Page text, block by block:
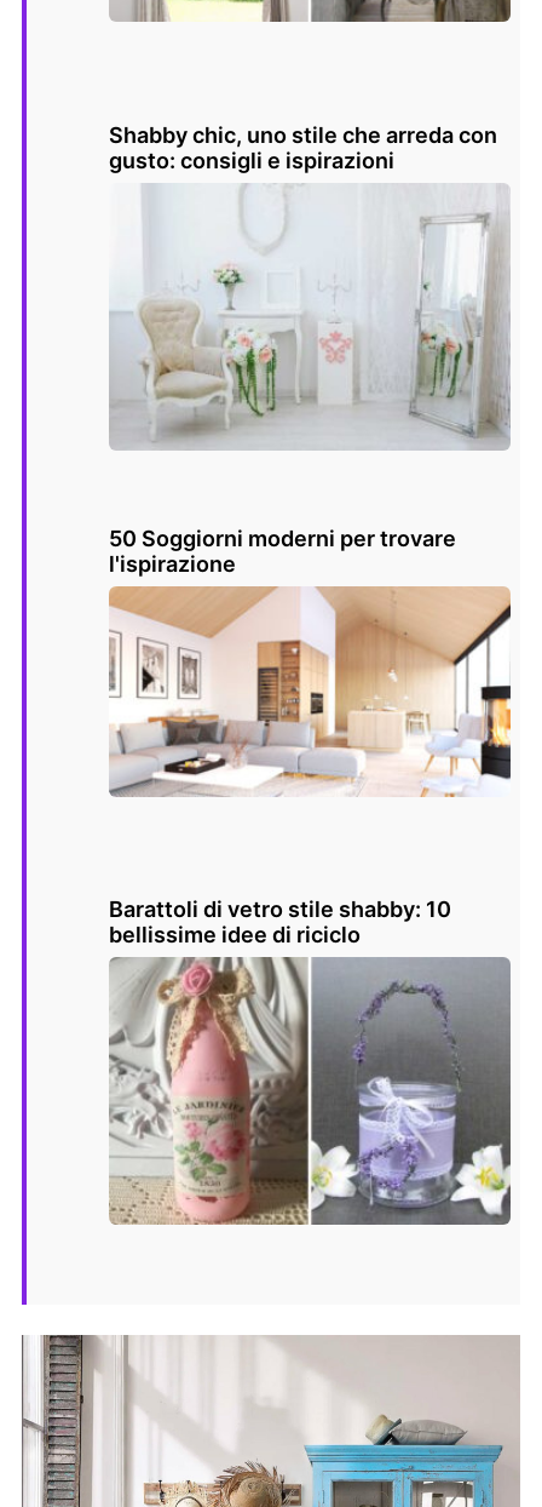
Shabby chic, uno stile che arreda con
gusto: consigli e ispirazioni
50 Soggiorni moderni per trovare
l'ispirazione
Barattoli di vetro stile shabby: 10
bellissime idee di riciclo